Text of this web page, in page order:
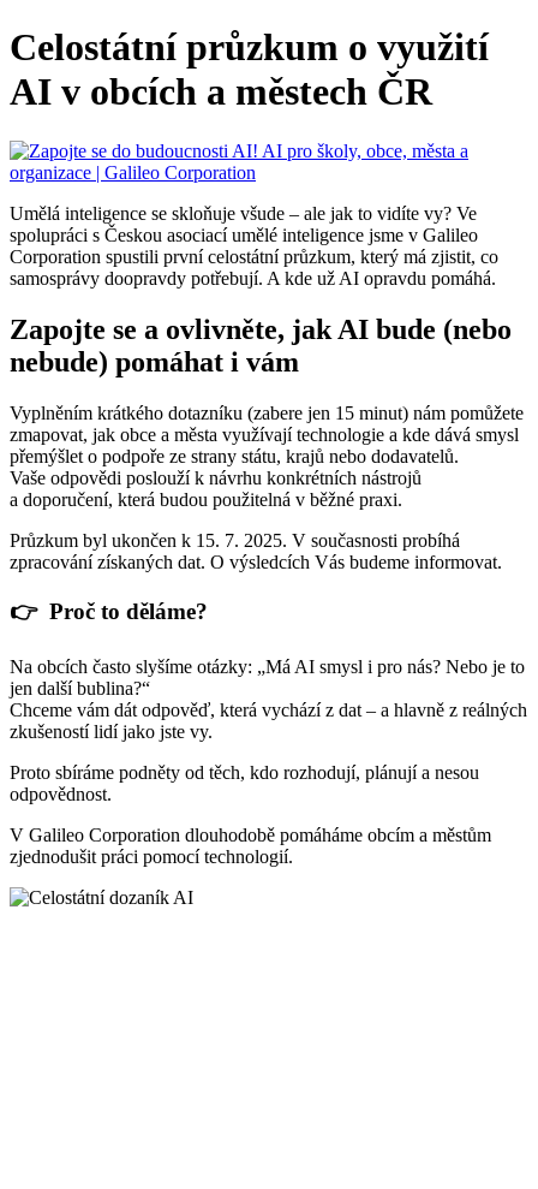
Celostátní průzkum o využití
AI v obcích a městech ČR
Umělá inteligence se skloňuje všude – ale jak to vidíte vy? Ve
spolupráci s Českou asociací umělé inteligence jsme v Galileo
Corporation spustili první celostátní průzkum, který má zjistit, co
samosprávy doopravdy potřebují. A kde už AI opravdu pomáhá.
Zapojte se a ovlivněte, jak AI bude (nebo
nebude) pomáhat i vám
Vyplněním krátkého dotazníku (zabere jen 15 minut) nám pomůžete
zmapovat, jak obce a města využívají technologie a kde dává smysl
přemýšlet o podpoře ze strany státu, krajů nebo dodavatelů.
Vaše odpovědi poslouží k návrhu konkrétních nástrojů
a doporučení, která budou použitelná v běžné praxi.
Průzkum byl ukončen k 15. 7. 2025. V současnosti probíhá
zpracování získaných dat. O výsledcích Vás budeme informovat.
👉 Proč to děláme?
Na obcích často slyšíme otázky: „Má AI smysl i pro nás? Nebo je to
jen další bublina?“
Chceme vám dát odpověď, která vychází z dat – a hlavně z reálných
zkušeností lidí jako jste vy.
Proto sbíráme podněty od těch, kdo rozhodují, plánují a nesou
odpovědnost.
V Galileo Corporation dlouhodobě pomáháme obcím a městům
zjednodušit práci pomocí technologií.